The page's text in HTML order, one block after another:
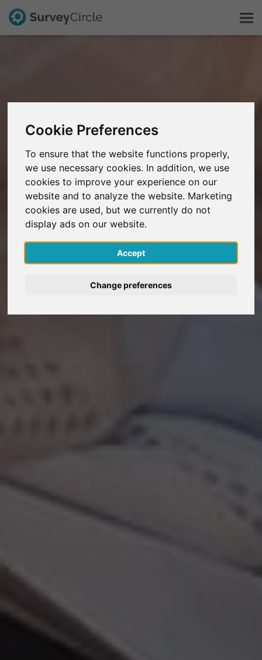
Cookie Preferences
To ensure that the website functions properly,
we use necessary cookies. In addition, we use
cookies to improve your experience on our
website and to analyze the website. Marketing
cookies are used, but we currently do not
display ads on our website.
Accept
Change preferences
Explorer la recherche
FAQ
S'inscrire gratuitement
S'inscrire
English
Deutsch
Nederlands